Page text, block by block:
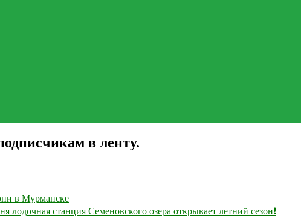
в ленту.
в Мурманске
станция Семеновского озера открывает летний сезон❗